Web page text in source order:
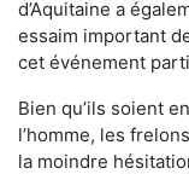
d’Aquitaine a
essaim important
cet événement
Bien qu’ils soient
l’homme, les
la moindre